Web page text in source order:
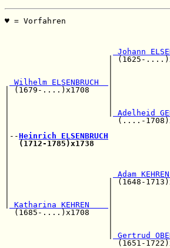
♥ = Vorfahren
Johann
|
|
Wilhelm ELSENBRUCH
| (1679-....)x1708
Adelheid
|
|--Heinrich ELSENBRUCH
(1712-1785)x1738
|
Adam
|                     |
|                     |
Katharina KEHREN
(1685-....)x1708    |
|
Gertrud